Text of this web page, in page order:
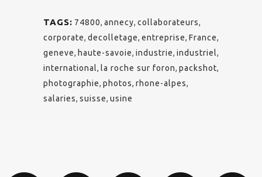
TAGS: 74800, annecy, collaborateurs,
corporate, decolletage, entreprise, France,
geneve, haute-savoie, industrie, industriel,
international, la roche sur foron, packshot,
photographie, photos, rhone-alpes,
salaries, suisse, usine